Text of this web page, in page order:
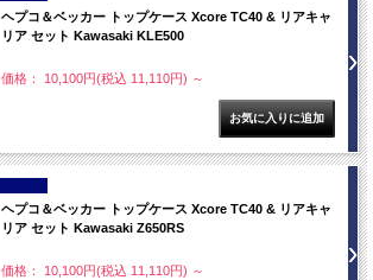
ヘプコ＆ベッカー トップケース Xcore TC40 & リアキャ
リア セット Kawasaki KLE500
価格： 10,100円(税込 11,110円) ～
ヘプコ＆ベッカー トップケース Xcore TC40 & リアキャ
リア セット Kawasaki Z650RS
価格： 10,100円(税込 11,110円) ～